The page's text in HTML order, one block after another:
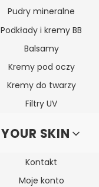
Pudry mineralne
Podkłady i kremy BB
Balsamy
Kremy pod oczy
Kremy do twarzy
Filtry UV
YOUR SKIN
Kontakt
Moje konto